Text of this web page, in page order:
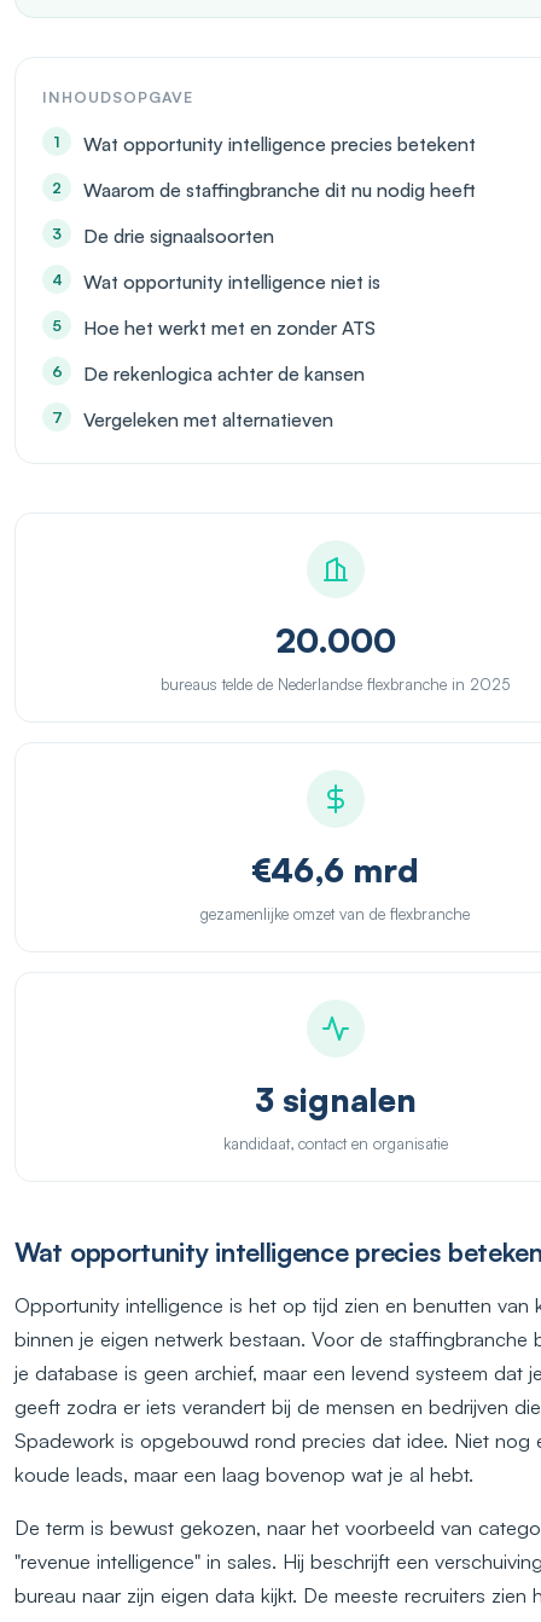
INHOUDSOPGAVE
Wat opportunity intelligence precies betekent
Waarom de staffingbranche dit nu nodig heeft
De drie signaalsoorten
Wat opportunity intelligence niet is
Hoe het werkt met en zonder ATS
De rekenlogica achter de kansen
Vergeleken met alternatieven
20.000
bureaus telde de Nederlandse flexbranche in 2025
€46,6 mrd
gezamenlijke omzet van de flexbranche
3 signalen
kandidaat, contact en organisatie
Wat opportunity intelligence precies
Opportunity intelligence is het op tijd zien en benutten van
binnen je eigen netwerk bestaan. Voor de staffingbranche
je database is geen archief, maar een levend systeem dat
geeft zodra er iets verandert bij de mensen en bedrijven
Spadework is opgebouwd rond precies dat idee. Niet nog
koude leads, maar een laag bovenop wat je al hebt.
De term is bewust gekozen, naar het voorbeeld van
"revenue intelligence" in sales. Hij beschrijft een
bureau naar zijn eigen data kijkt. De meeste recruiters zien